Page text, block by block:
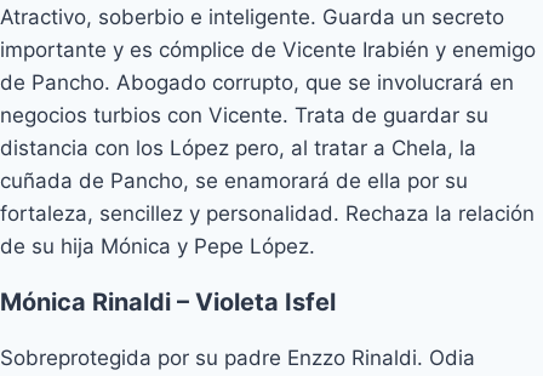
Atractivo, soberbio e inteligente. Guarda un secreto
importante y es cómplice de Vicente Irabién y enemigo
de Pancho. Abogado corrupto, que se involucrará en
negocios turbios con Vicente. Trata de guardar su
distancia con los López pero, al tratar a Chela, la
cuñada de Pancho, se enamorará de ella por su
fortaleza, sencillez y personalidad. Rechaza la relación
de su hija Mónica y Pepe López.
Mónica Rinaldi – Violeta Isfel
Sobreprotegida por su padre Enzzo Rinaldi. Odia